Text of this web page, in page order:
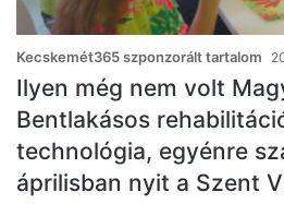
Kecskemét365 szponzorált tartalom
Ilyen még nem volt
Bentlakásos
technológia, egyénre
áprilisban nyit a Szent